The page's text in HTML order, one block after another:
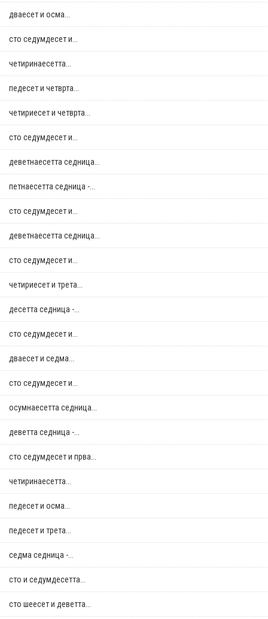
дваесет и осма...
сто седумдесет и...
четиринаесетта...
педесет и четврта...
четириесет и четврта...
сто седумдесет и...
деветнаесетта седница...
петнаесетта седница -...
сто седумдесет и...
деветнаесетта седница...
сто седумдесет и...
четириесет и трета...
десетта седница -...
сто седумдесет и...
дваесет и седма...
сто седумдесет и...
осумнaесетта седница...
деветта седница -...
сто седумдесет и прва...
четиринаесетта...
педесет и осма...
педесет и трета...
седма седница -...
сто и седумдесетта...
сто шеесет и деветта...